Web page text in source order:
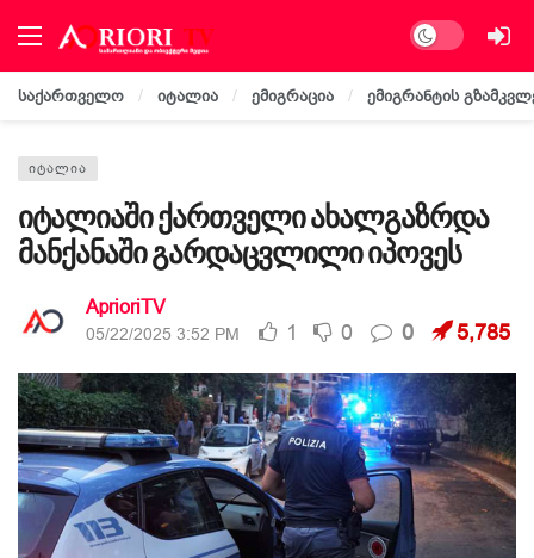
Dark mode
საქართველო იტალია ემიგრაცია ემიგრანტის
ᲘᲢᲐᲚᲘᲐ
იტალიაში ქართველი ახალგაზრდა
მანქანაში გარდაცვლილი იპოვეს
AprioriTV
05/22/2025 3:52 PM 1 0 0 5,785